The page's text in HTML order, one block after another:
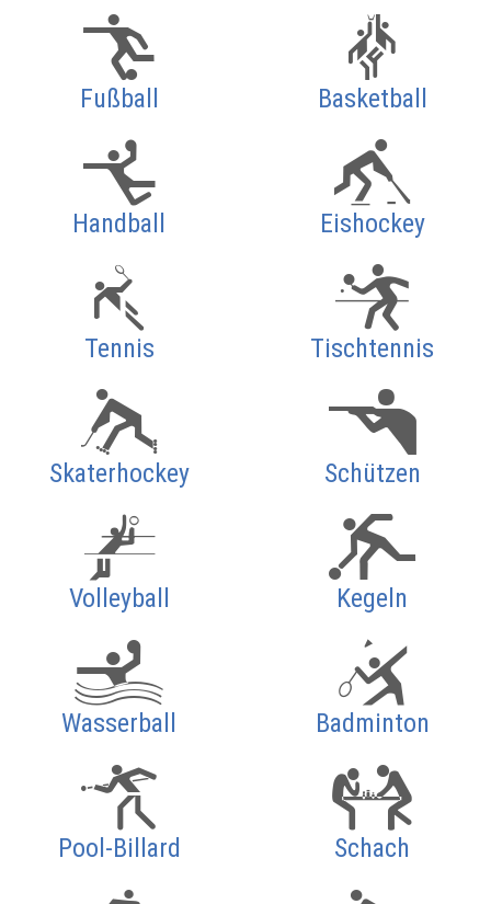
Fußball Basketball
Handball Eishockey
Tennis Tischtennis
Skaterhockey Schützen
Volleyball Kegeln
Wasserball Badminton
Pool-Billard Schach